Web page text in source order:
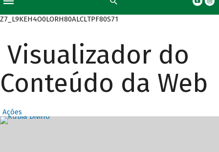
Z7_L9KEH4O0LORH80ALCLTPF80S71
Visualizador do
Conteúdo da Web
Ações
Destaques